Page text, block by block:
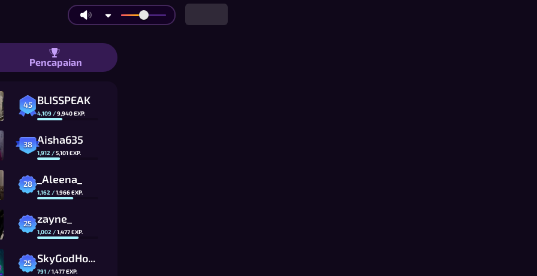
19x19 Penuh, Teman dan Bot | Papan Peringkat
Pencapaian
45 BLISSPEAK
4,109 /9,940EXP.
38 Aisha635
1,912 /5,101EXP.
28 _Aleena_
1,162 /1,966EXP.
25 zayne_
1,002 /1,477EXP.
25 SkyGodHo0L_CG
791 /1,477EXP.